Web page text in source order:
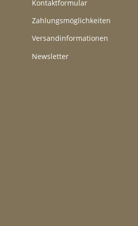
Kontaktformular
Zahlungsmöglichkeiten
Versandinformationen
Newsletter